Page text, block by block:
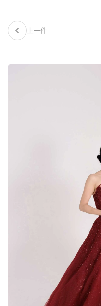
上一件